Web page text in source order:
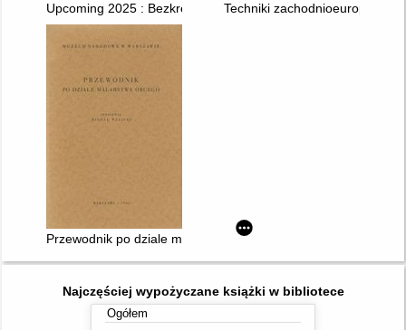
Upcoming 2025 : Bezkres wspólnoty : Wybrane dyplomy
Techniki
Przewodnik po dziale malarstwa obcego
Najczęściej wypożyczane książki w bibliotece
Ogółem